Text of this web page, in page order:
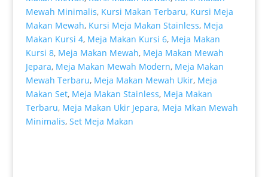
Mewah Minimalis, Kursi Makan Terbaru, Kursi Meja
Makan Mewah, Kursi Meja Makan Stainless, Meja
Makan Kursi 4, Meja Makan Kursi 6, Meja Makan
Kursi 8, Meja Makan Mewah, Meja Makan Mewah
Jepara, Meja Makan Mewah Modern, Meja Makan
Mewah Terbaru, Meja Makan Mewah Ukir, Meja
Makan Set, Meja Makan Stainless, Meja Makan
Terbaru, Meja Makan Ukir Jepara, Meja Mkan Mewah
Minimalis, Set Meja Makan